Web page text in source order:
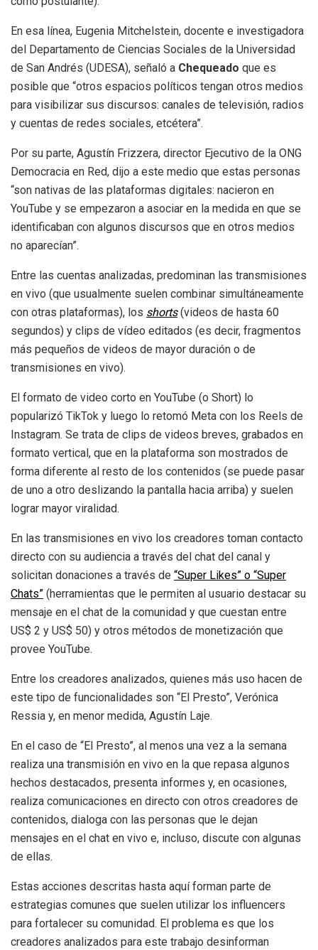
En esa línea, Eugenia Mitchelstein, docente e investigadora
del Departamento de Ciencias Sociales de la Universidad
de San Andrés (UDESA), señaló a Chequeado que es
posible que “otros espacios políticos tengan otros medios
para visibilizar sus discursos: canales de televisión, radios
y cuentas de redes sociales, etcétera”.
Por su parte, Agustín Frizzera, director Ejecutivo de la ONG
Democracia en Red, dijo a este medio que estas personas
“son nativas de las plataformas digitales: nacieron en
YouTube y se empezaron a asociar en la medida en que se
identificaban con algunos discursos que en otros medios
no aparecían”.
Entre las cuentas analizadas, predominan las transmisiones
en vivo (que usualmente suelen combinar simultáneamente
con otras plataformas), los shorts(videos de hasta 60
segundos) y clips de vídeo editados (es decir, fragmentos
más pequeños de videos de mayor duración o de
transmisiones en vivo).
El formato de video corto en YouTube (o Short) lo
popularizó TikTok y luego lo retomó Meta con los Reels de
Instagram. Se trata de clips de videos breves, grabados en
formato vertical, que en la plataforma son mostrados de
forma diferente al resto de los contenidos (se puede pasar
de uno a otro deslizando la pantalla hacia arriba) y suelen
lograr mayor viralidad.
En las transmisiones en vivo los creadores toman contacto
directo con su audiencia a través del chat del canal y
solicitan donaciones a través de “Super Likes” o “Super
Chats” (herramientas que le permiten al usuario destacar su
mensaje en el chat de la comunidad y que cuestan entre
US$ 2 y US$ 50) y otros métodos de monetización que
provee YouTube.
Entre los creadores analizados, quienes más uso hacen de
este tipo de funcionalidades son “El Presto”, Verónica
Ressia y, en menor medida, Agustín Laje.
En el caso de “El Presto”, al menos una vez a la semana
realiza una transmisión en vivo en la que repasa algunos
hechos destacados, presenta informes y, en ocasiones,
realiza comunicaciones en directo con otros creadores de
contenidos, dialoga con las personas que le dejan
mensajes en el chat en vivo e, incluso, discute con algunas
de ellas.
Estas acciones descritas hasta aquí forman parte de
estrategias comunes que suelen utilizar los influencers
para fortalecer su comunidad. El problema es que los
creadores analizados para este trabajo desinforman